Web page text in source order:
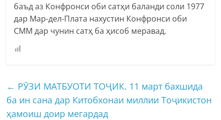
баъд аз Конфронси оби сатҳи баланди соли 1977
дар Мар-дел-Плата нахустин Конфронси оби
СММ дар чунин сатҳ ба ҳисоб меравад.
← РӮЗИ МАТБУОТИ ТОҶИК. 11 март бахшида
ба ин сана дар Китобхонаи миллии Тоҷикистон
ҳамоиш доир мегардад